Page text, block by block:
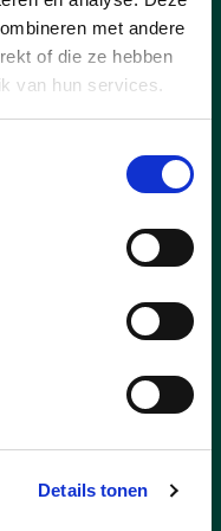
met andere
of die ze hebben
van hun services.
Details tonen